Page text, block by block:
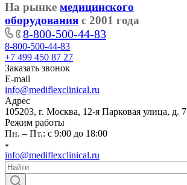
На рынке медицинского
оборудования с 2001 года
8-800-500-44-83
8-800-500-44-83
+7 499 450 87 27
Заказать звонок
E-mail
info@mediflexclinical.ru
Адрес
105203, г. Москва, 12-я Парковая улица, д. 7
Режим работы
Пн. – Пт.: с 9:00 до 18:00
info@mediflexclinical.ru